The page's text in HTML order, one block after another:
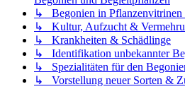
↳ Begonien in Pflanzenvitrinen
↳ Kultur, Aufzucht &
↳ Krankheiten & Schädlinge
↳ Identifikation unbekannter
↳ Spezialitäten für den
↳ Vorstellung neuer Sorten &